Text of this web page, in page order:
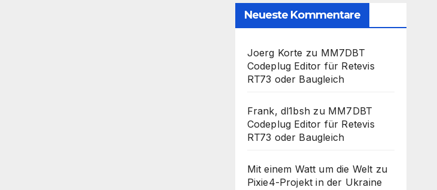
Neueste Kommentare
Joerg Korte zu MM7DBT
Codeplug Editor für Retevis
RT73 oder Baugleich
Frank, dl1bsh zu MM7DBT
Codeplug Editor für Retevis
RT73 oder Baugleich
Mit einem Watt um die Welt zu
Pixie4-Projekt in der Ukraine